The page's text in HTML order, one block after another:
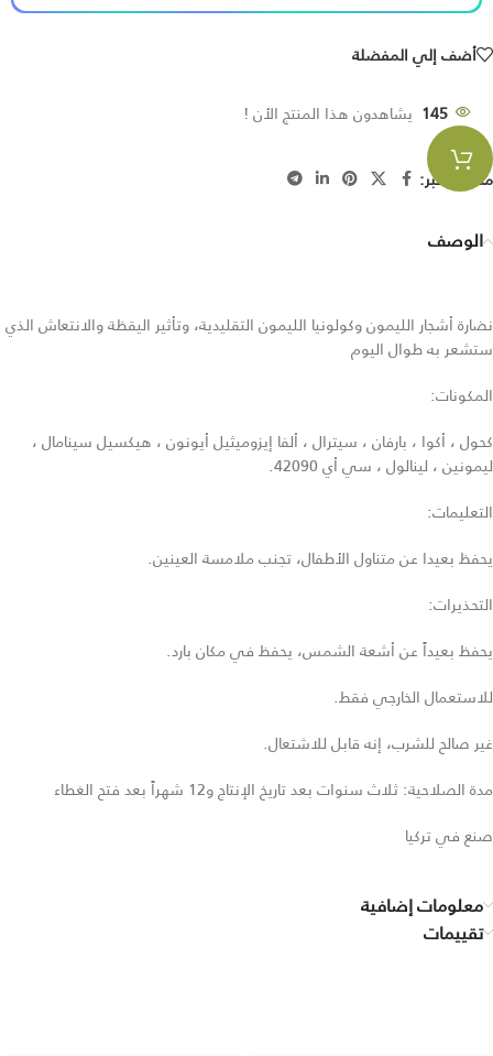
أضف إلي المفضلة
145 يشاهدون هذا المنتج الأن !
مشاركة عبر:
الوصف
نضارة أشجار الليمون وكولونيا الليمون التقليدية، وتأثير اليقظة والانتعاش الذي
ستشعر به طوال اليوم
المكونات:
كحول ، أكوا ، بارفان ، سيترال ، ألفا إيزوميثيل أيونون ، هيكسيل سينامال ،
ليمونين ، لينالول ، سي أي 42090.
التعليمات:
يحفظ بعيدا عن متناول الأطفال، تجنب ملامسة العينين.
التحذيرات:
يحفظ بعيداً عن أشعة الشمس، يحفظ في مكان بارد.
للاستعمال الخارجي فقط.
غير صالح للشرب، إنه قابل للاشتعال.
مدة الصلاحية: ثلاث سنوات بعد تاريخ الإنتاج و12 شهراً بعد فتح الغطاء
صنع في تركيا
معلومات إضافية
تقييمات